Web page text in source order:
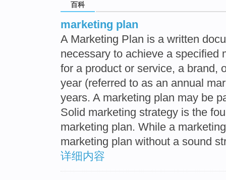
百科
marketing plan
A Marketing Plan is a written
necessary to achieve a specified
for a product or service, a brand,
year (referred to as an annual
years. A marketing plan may be
Solid marketing strategy is the
marketing plan. While a
marketing plan without a sound
详细内容